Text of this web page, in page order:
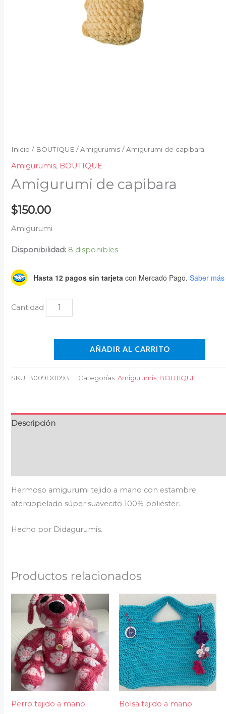
Inicio / BOUTIQUE /Amigurumis / Amigurumi de capibara
Amigurumis, BOUTIQUE
Amigurumi de capibara
$150.00
Amigurumi
Disponibilidad: 8 disponibles
Hasta 12 pagos sin tarjeta con Mercado Pago. Saber más
AÑADIR AL CARRITO
SKU: B009D0093 Categorías:Amigurumis BOUTIQUE
Descripción
Hermoso amigurumi tejido a mano con estambre
aterciopelado súper suavecito 100% poliéster.
Hecho por Didagurumis.
Productos relacionados
Perro tejido a mano Bolsa tejido a mano